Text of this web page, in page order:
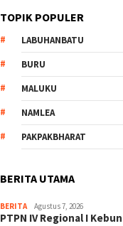
TOPIK POPULER
LABUHANBATU
BURU
MALUKU
NAMLEA
PAKPAKBHARAT
BERITA UTAMA
BERITA Agustus 7, 2026
PTPN IV Regional I